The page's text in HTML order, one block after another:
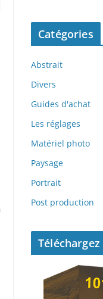
Catégories
Abstrait
Divers
Guides d'achat
Les réglages
Matériel photo
Paysage
Portrait
Post production